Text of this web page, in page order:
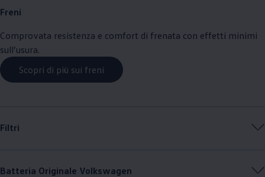
Freni
Comprovata resistenza e comfort di frenata con effetti minimi
sull’usura.
Scopri di più sui freni
Filtri
Batteria Originale Volkswagen